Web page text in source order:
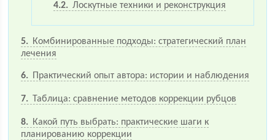
4.2
Лоскутные техники и реконструкция
5
Комбинированные подходы: стратегический план
лечения
6 Практический опыт автора: истории и наблюдения
7 Таблица: сравнение методов коррекции рубцов
8
Какой путь выбрать: практические шаги к
планированию коррекции